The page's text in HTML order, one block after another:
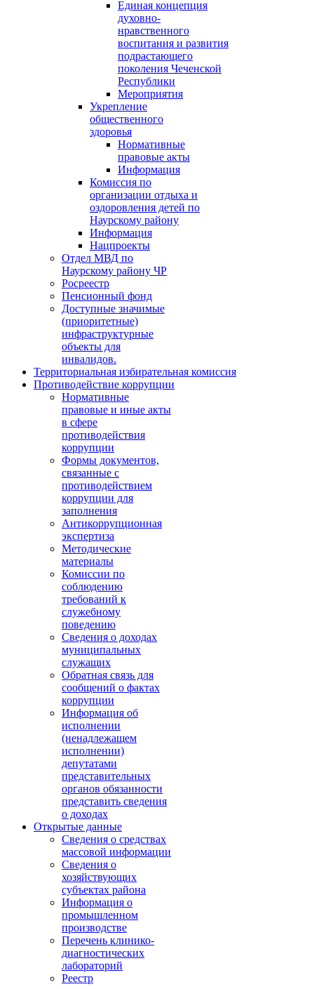
Единая концепция
духовно-
нравственного
воспитания и развития
подрастающего
поколения Чеченской
Республики
Мероприятия
Укрепление
общественного
здоровья
Нормативные
правовые акты
Информация
Комиссия по
организации отдыха и
оздоровления детей по
Наурскому району
Информация
Нацпроекты
Отдел МВД по
Наурскому району ЧР
Росреестр
Пенсионный фонд
Доступные значимые
(приоритетные)
инфраструктурные
объекты для
инвалидов.
Территориальная избирательная комиссия
Противодействие коррупции
Нормативные
правовые и иные акты
в сфере
противодействия
коррупции
Формы документов,
связанные с
противодействием
коррупции для
заполнения
Антикоррупционная
экспертиза
Методические
материалы
Комиссии по
соблюдению
требований к
служебному
поведению
Сведения о доходах
муниципальных
служащих
Обратная связь для
сообщений о фактах
коррупции
Информация об
исполнении
(ненадлежащем
исполнении)
депутатами
представительных
органов обязанности
представить сведения
о доходах
Открытые данные
Сведения о средствах
массовой информации
Сведения о
хозяйствующих
субъектах района
Информация о
промышленном
производстве
Перечень клинико-
диагностических
лабораторий
Реестр